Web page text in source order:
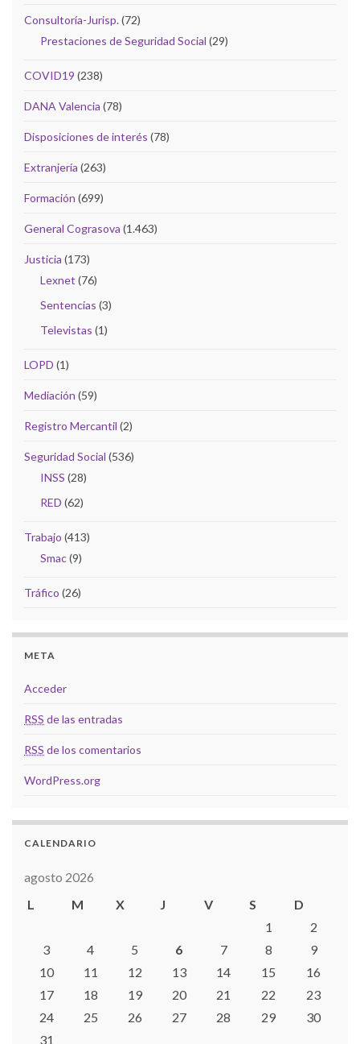
Consultoría-Jurisp.(72)
Prestaciones de Seguridad Social (29)
COVID19 (238)
DANA Valencia (78)
Disposiciones de interés (78)
Extranjería (263)
Formación (699)
General Cograsova (1.463)
Justicia (173)
Lexnet (76)
Sentencias (3)
Televistas (1)
LOPD (1)
Mediación (59)
Registro Mercantil (2)
Seguridad Social (536)
INSS (28)
RED (62)
Trabajo (413)
Smac(9)
Tráfico (26)
META
Acceder
RSS de las entradas
RSS de los comentarios
WordPress.org
CALENDARIO
agosto 2026
L
M X J V S
D
1
2
3
4 5 6 7 8
9
10
11 12 13 14 15
16
17
18 19 20 21 22
23
24
25 26 27 28 29
30
31